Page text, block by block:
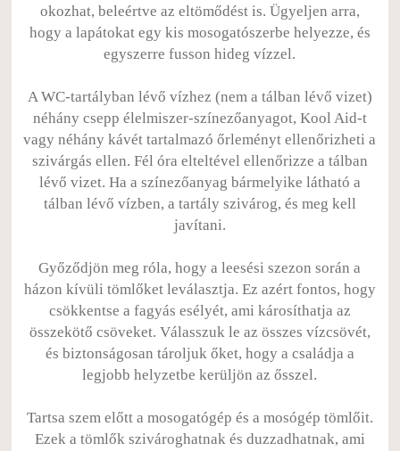
okozhat, beleértve az eltömődést is. Ügyeljen arra,
hogy a lapátokat egy kis mosogatószerbe helyezze, és
egyszerre fusson hideg vízzel.
A WC-tartályban lévő vízhez (nem a tálban lévő vizet)
néhány csepp élelmiszer-színezőanyagot, Kool Aid-t
vagy néhány kávét tartalmazó őrleményt ellenőrizheti a
szivárgás ellen. Fél óra elteltével ellenőrizze a tálban
lévő vizet. Ha a színezőanyag bármelyike ​​látható a
tálban lévő vízben, a tartály szivárog, és meg kell
javítani.
Győződjön meg róla, hogy a leesési szezon során a
házon kívüli tömlőket leválasztja. Ez azért fontos, hogy
csökkentse a fagyás esélyét, ami károsíthatja az
összekötő csöveket. Válasszuk le az összes vízcsövét,
és biztonságosan tároljuk őket, hogy a családja a
legjobb helyzetbe kerüljön az ősszel.
Tartsa szem előtt a mosogatógép és a mosógép tömlőit.
Ezek a tömlők szivároghatnak és duzzadhatnak, ami